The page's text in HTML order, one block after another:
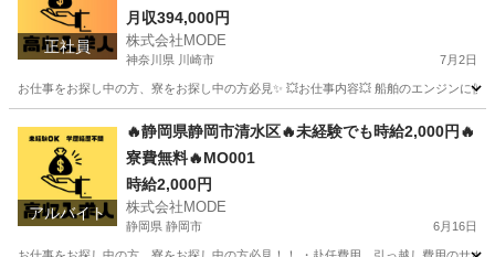
正社員
月収394,000円
株式会社MODE
神奈川県 川崎市 7月2日
お仕事をお探し中の方、寮をお探し中の方必見✨ 💥お仕事内容💥 船舶のエンジンに
その他 未経験
アルバイト
🔥静岡県静岡市清水区🔥未経験でも時給2,000円🔥
寮費無料🔥MO001
時給2,000円
株式会社MODE
静岡県 静岡市 6月16日